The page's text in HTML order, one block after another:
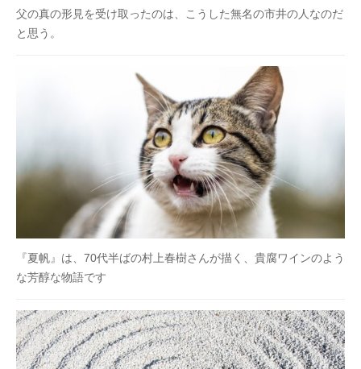
父の真の形見を受け取ったのは、こうした無名の市井の人なのだ
と思う。
『夏帆』は、70代半ばの村上春樹さんが描く、貴腐ワインのよう
な芳醇な物語です